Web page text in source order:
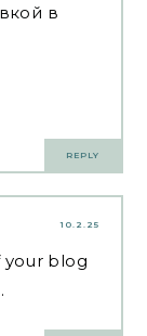
в
REPLY
10.2.25
your blog